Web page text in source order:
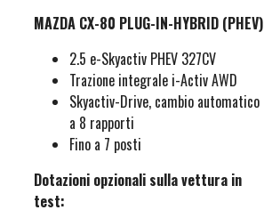
MAZDA CX-80 PLUG-IN-HYBRID (PHEV)
2.5 e-Skyactiv PHEV 327CV
Trazione integrale i-Activ AWD
Skyactiv-Drive, cambio automatico
a 8 rapporti
Fino a 7 posti
Dotazioni opzionali sulla vettura in
test: